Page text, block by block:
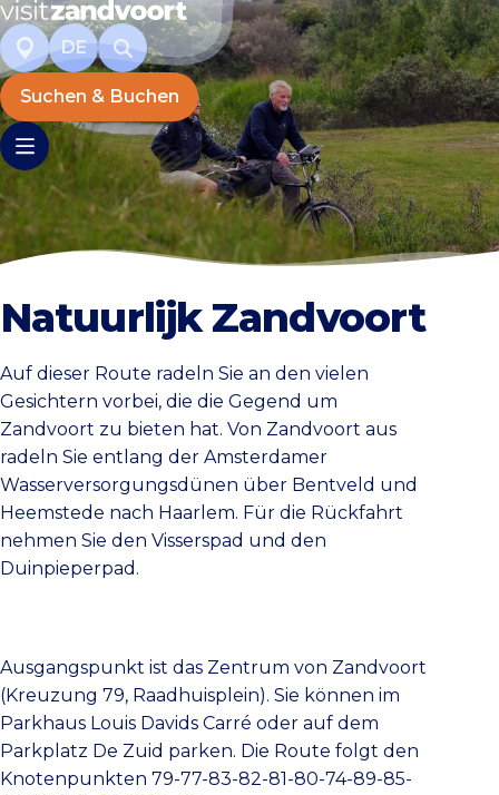
DE
Suchen & Buchen
Natuurlijk Zandvoort
Auf dieser Route radeln Sie an den vielen
Gesichtern vorbei, die die Gegend um
Zandvoort zu bieten hat. Von Zandvoort aus
radeln Sie entlang der Amsterdamer
Wasserversorgungsdünen über Bentveld und
Heemstede nach Haarlem. Für die Rückfahrt
nehmen Sie den Visserspad und den
Duinpieperpad.
Ausgangspunkt ist das Zentrum von Zandvoort
(Kreuzung 79, Raadhuisplein). Sie können im
Parkhaus Louis Davids Carré oder auf dem
Parkplatz De Zuid parken. Die Route folgt den
Knotenpunkten 79-77-83-82-81-80-74-89-85-